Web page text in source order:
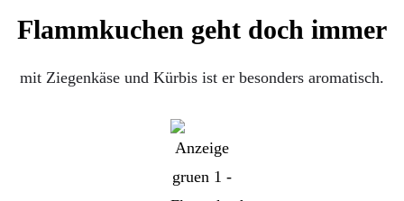
Flammkuchen geht doch immer
mit Ziegenkäse und Kürbis ist er besonders aromatisch.